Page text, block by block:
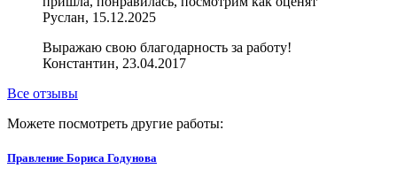
Руслан, 15.12.2025
Выражаю свою благодарность за работу!
Константин, 23.04.2017
Все отзывы
Можете посмотреть другие работы:
Правление Бориса Годунова